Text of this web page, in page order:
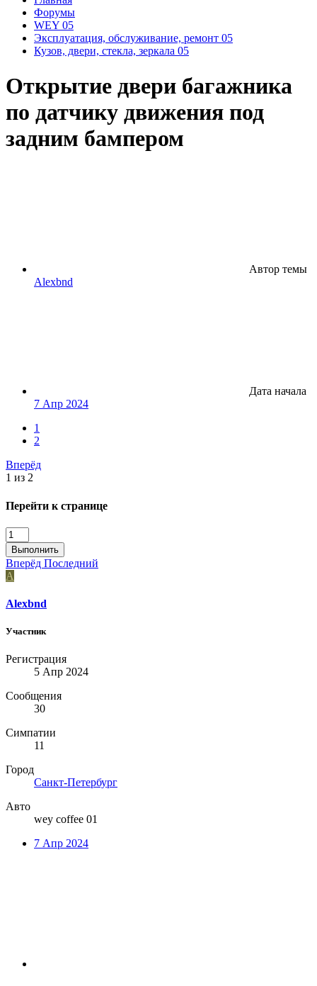
Форумы
WEY 05
Эксплуатация, обслуживание, ремонт 05
Кузов, двери, стекла, зеркала 05
Открытие двери багажника
по датчику движения под
задним бампером
Автор темы
Alexbnd
Дата начала
7 Апр 2024
1
2
Вперёд
1 из 2
Перейти к странице
Выполнить
Вперёд Последний
A
Alexbnd
Участник
Регистрация
5 Апр 2024
Сообщения
30
Симпатии
11
Город
Санкт-Петербург
Авто
wey coffee 01
7 Апр 2024